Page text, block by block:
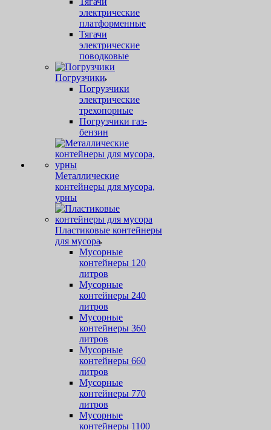
электрические
платформенные
Тягачи
электрические
поводковые
Погрузчики
Погрузчики
электрические
трехопорные
Погрузчики газ-
бензин
Металлические
контейнеры для мусора,
урны
Пластиковые контейнеры
для мусора
Мусорные
контейнеры 120
литров
Мусорные
контейнеры 240
литров
Мусорные
контейнеры 360
литров
Мусорные
контейнеры 660
литров
Мусорные
контейнеры 770
литров
Мусорные
контейнеры 1100